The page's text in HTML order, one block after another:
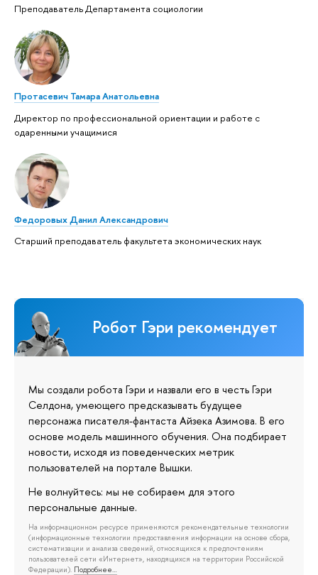
Преподаватель Департамента социологии
Протасевич Тамара Анатольевна
Директор по профессиональной ориентации и работе с
одаренными учащимися
Федоровых Данил Александрович
Старший преподаватель факультета экономических наук
Робот Гэри рекомендует
Мы создали робота Гэри и назвали его в честь Гэри
Селдона, умеющего предсказывать будущее
персонажа писателя-фантаста Айзека Азимова. В его
основе модель машинного обучения. Она подбирает
новости, исходя из поведенческих метрик
пользователей на портале Вышки.
Не волнуйтесь: мы не собираем для этого
персональные данные.
На информационном ресурсе применяются рекомендательные технологии
(информационные технологии предоставления информации на основе сбора,
систематизации и анализа сведений, относящихся к предпочтениям
пользователей сети «Интернет», находящихся на территории Российской
Федерации). Подробнее…